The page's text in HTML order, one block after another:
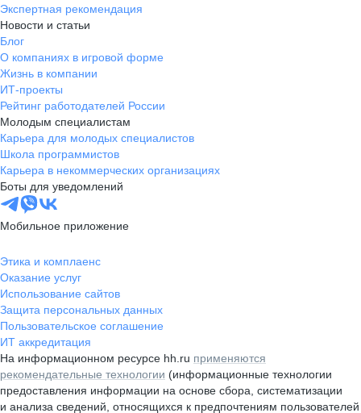
Экспертная рекомендация
Новости и статьи
Блог
О компаниях в игровой форме
Жизнь в компании
ИТ-проекты
Рейтинг работодателей России
Молодым специалистам
Карьера для молодых специалистов
Школа программистов
Карьера в некоммерческих организациях
Боты для уведомлений
Мобильное приложение
Этика и комплаенс
Оказание услуг
Использование сайтов
Защита персональных данных
Пользовательское соглашение
ИТ аккредитация
На информационном ресурсе hh.ru применяются
рекомендательные технологии (информационные технологии
предоставления информации на основе сбора, систематизации
и анализа сведений, относящихся к предпочтениям пользователей